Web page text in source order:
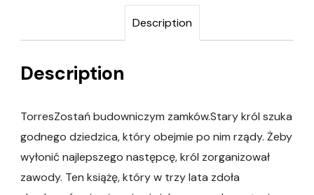
Description
Description
TorresZostań budowniczym zamków.Stary król szuka
godnego dziedzica, który obejmie po nim rządy. Żeby
wyłonić najlepszego następcę, król zorganizował
zawody. Ten książę, który w trzy lata zdoła